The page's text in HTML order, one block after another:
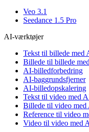
Veo 3.1
Seedance 1.5 Pro
AI-værktøjer
Tekst til billede med
Billede til billede
AI-billedforbedring
AI-baggrundsfjerner
AI-billedopskalering
Tekst til video med
Billede til video med
Reference til video
Video til video med